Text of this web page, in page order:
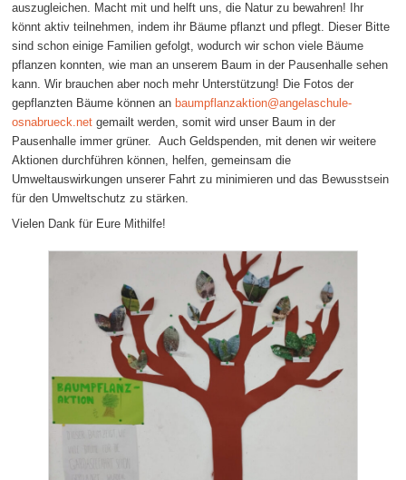
auszugleichen. Macht mit und helft uns, die Natur zu bewahren! Ihr
könnt aktiv teilnehmen, indem ihr Bäume pflanzt und pflegt. Dieser Bitte
sind schon einige Familien gefolgt, wodurch wir schon viele Bäume
pflanzen konnten, wie man an unserem Baum in der Pausenhalle sehen
kann. Wir brauchen aber noch mehr Unterstützung! Die Fotos der
gepflanzten Bäume können an baumpflanzaktion@angelaschule-
osnabrueck.net gemailt werden, somit wird unser Baum in der
Pausenhalle immer grüner. Auch Geldspenden, mit denen wir weitere
Aktionen durchführen können, helfen, gemeinsam die
Umweltauswirkungen unserer Fahrt zu minimieren und das Bewusstsein
für den Umweltschutz zu stärken.
Vielen Dank für Eure Mithilfe!